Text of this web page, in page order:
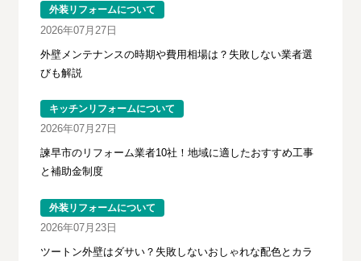
外装リフォームについて
2026年07月27日
外壁メンテナンスの時期や費用相場は？失敗しない業者選
びも解説
キッチンリフォームについて
2026年07月27日
諫早市のリフォーム業者10社！地域に適したおすすめ工事
と補助金制度
外装リフォームについて
2026年07月23日
ツートン外壁はダサい？失敗しないおしゃれな配色とカラ